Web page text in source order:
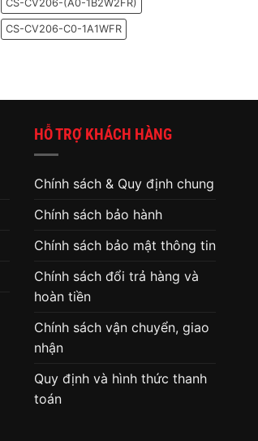
đã
đến
lúc
thay
CS-CV206-(A0-1B2W2FR)
CS-CV206-C0-1A1WFR
HỖ TRỢ KHÁCH HÀNG
Chính sách & Quy định chung
Chính sách bảo hành
Chính sách bảo mật thông tin
Chính sách đổi trả hàng và
hoàn tiền
Chính sách vận chuyển, giao
nhận
Quy định và hình thức thanh
toán